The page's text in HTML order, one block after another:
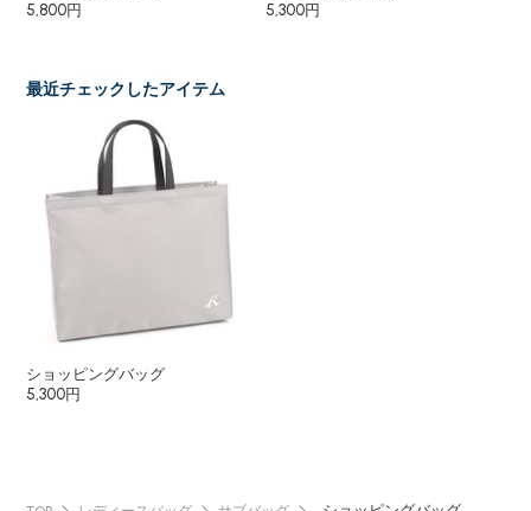
5,800円
5,300円
最近チェックしたアイテム
ショッピングバッグ
5,300円